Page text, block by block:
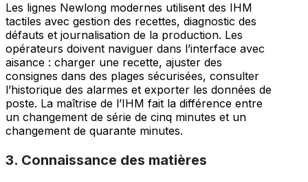
Les lignes Newlong modernes utilisent des IHM
tactiles avec gestion des recettes, diagnostic des
défauts et journalisation de la production. Les
opérateurs doivent naviguer dans l’interface avec
aisance : charger une recette, ajuster des
consignes dans des plages sécurisées, consulter
l’historique des alarmes et exporter les données de
poste. La maîtrise de l’IHM fait la différence entre
un changement de série de cinq minutes et un
changement de quarante minutes.
3. Connaissance des matières